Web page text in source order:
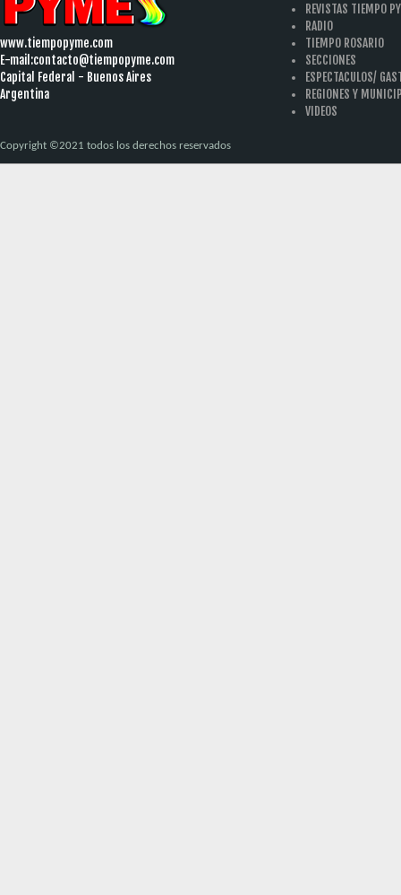
www.tiempopyme.com
E-mail:contacto@tiempopyme.com
Capital Federal - Buenos Aires
Argentina
REVISTAS TIEMPO
RADIO
TIEMPO ROSARIO
SECCIONES
ESPECTACULOS/
REGIONES Y
VIDEOS
Copyright ©2021 todos los derechos reservados